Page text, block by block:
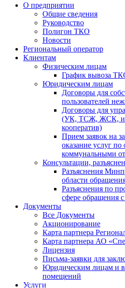
О предприятии
Общие сведения
Руководство
Полигон ТКО
Новости
Региональный оператор
Клиентам
Физическим лицам
График вывоза
Юридическим лицам
Договоры для
пользователей
Договоры для
(УК, ТСЖ, ЖСК,
кооператив)
Прием заявок на
оказание услуг
коммунальными
Консультации,
Разъяснения
области
Разъяснения по
сфере обращения
Документы
Все Документы
Акционирование
Карта партнера
Карта партнера АО
Лицензия
Письма-заявки для
Юридическим лицам и
помещений
Услуги